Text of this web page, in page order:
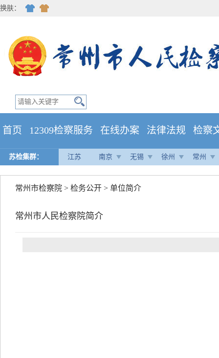
换肤：
首页 12309检察服务 在线办案 法律法规 检察
苏检集群： 江苏 南京 无锡 徐州 常州
常州市检察院 > 检务公开 > 单位简介
常州市人民检察院简介